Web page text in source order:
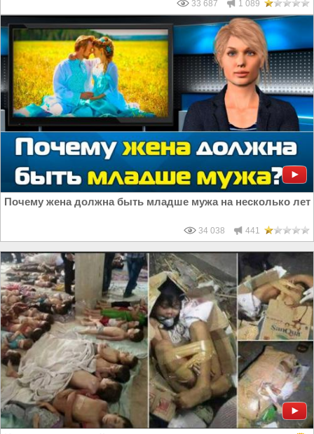
33 687 1 089
Почему жена должна быть младше мужа на несколько лет
34 038 441